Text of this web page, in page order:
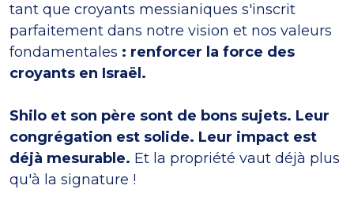
tant que croyants messianiques s'inscrit
parfaitement dans notre vision et nos valeurs
fondamentales : renforcer la force des
croyants en Israël.
Shilo et son père sont de bons sujets. Leur
congrégation est solide. Leur impact est
déjà mesurable. Et la propriété vaut déjà plus
qu'à la signature !